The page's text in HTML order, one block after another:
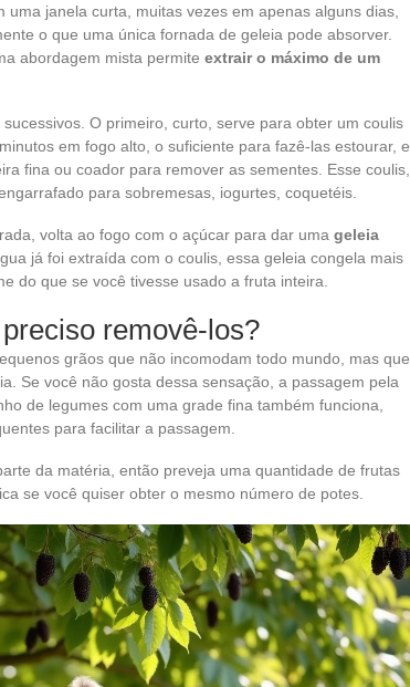
janela curta, muitas vezes em apenas alguns dias,
o que uma única fornada de geleia pode absorver.
abordagem mista permite extrair o máximo de um
O primeiro, curto, serve para obter um coulis
em fogo alto, o suficiente para fazê-las estourar, e
fina ou coador para remover as sementes. Esse coulis,
para sobremesas, iogurtes, coquetéis.
volta ao fogo com o açúcar para dar uma geleia
já foi extraída com o coulis, essa geleia congela mais
do que se você tivesse usado a fruta inteira.
removê-los?
grãos que não incomodam todo mundo, mas que
Se você não gosta dessa sensação, a passagem pela
de legumes com uma grade fina também funciona,
para facilitar a passagem.
da matéria, então preveja uma quantidade de frutas
se você quiser obter o mesmo número de potes.